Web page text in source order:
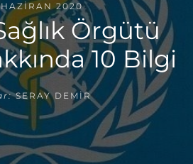
2020
Örgütü
10 Bilgi
SERAY DEMIR